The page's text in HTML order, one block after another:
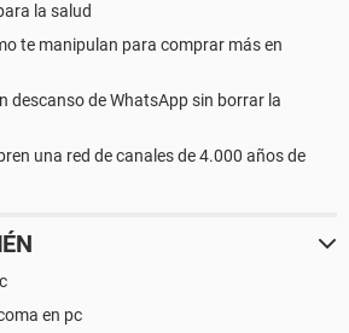
la salud
te manipulan para comprar más en
descanso de WhatsApp sin borrar la
una red de canales de 4.000 años de
en pc